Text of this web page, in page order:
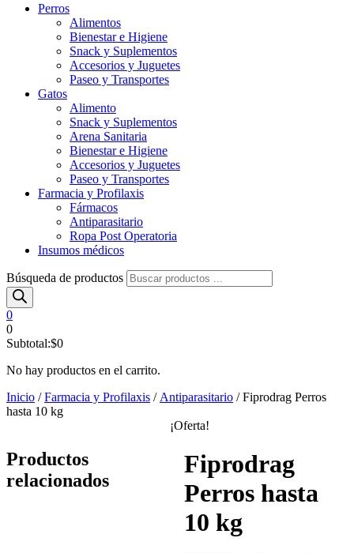
Perros
Alimentos
Bienestar e Higiene
Snack y Suplementos
Accesorios y Juguetes
Paseo y Transportes
Gatos
Alimento
Snack y Suplementos
Arena Sanitaria
Bienestar e Higiene
Accesorios y Juguetes
Paseo y Transportes
Farmacia y Profilaxis
Fármacos
Antiparasitario
Ropa Post Operatoria
Insumos médicos
Búsqueda de productos
0
0
Subtotal:$0
No hay productos en el carrito.
Inicio /Farmacia y Profilaxis / Antiparasitario / Fiprodrag Perros
hasta 10 kg
¡Oferta!
Fiprodrag
Perros hasta
10 kg
Productos
relacionados